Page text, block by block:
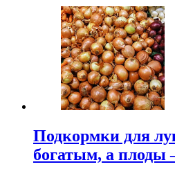
Подкормки для
богатым, а